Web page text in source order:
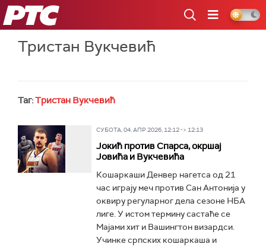
РТС
Тристан Вукчевић
Таг:Тристан Вукчевић
СУБОТА, 04. АПР 2026, 12:12 -> 12:13
Јокић против Спарса, окршај
Јовића и Вукчевића
Кошаркаши Денвер нагетса од 21
час играју меч против Сан Антонија у
оквиру регуларног дела сезоне НБА
лиге. У истом термину састаће се
Мајами хит и Вашингтон визардси.
Учинке српских кошаркаша и